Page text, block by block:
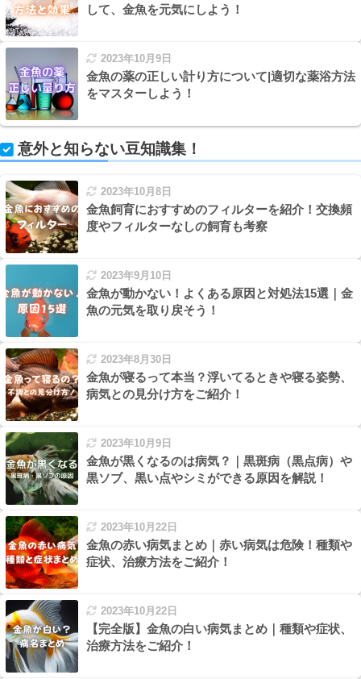
して、金魚を元気にしよう！
2023年10月9日
金魚の薬の正しい計り方について|適切な薬浴方法
をマスターしよう！
意外と知らない豆知識集！
2023年10月8日
金魚飼育におすすめのフィルターを紹介！交換頻
度やフィルターなしの飼育も考察
2023年9月10日
金魚が動かない！よくある原因と対処法15選｜金
魚の元気を取り戻そう！
2023年8月30日
金魚が寝るって本当？浮いてるときや寝る姿勢、
病気との見分け方をご紹介！
2023年10月9日
金魚が黒くなるのは病気？｜黒斑病（黒点病）や
黒ソブ、黒い点やシミができる原因を解説！
2023年10月22日
金魚の赤い病気まとめ｜赤い病気は危険！種類や
症状、治療方法をご紹介！
2023年10月22日
【完全版】金魚の白い病気まとめ｜種類や症状、
治療方法をご紹介！